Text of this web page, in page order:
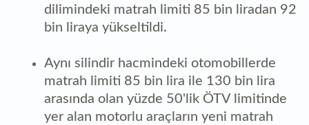
dilimindeki matrah limiti 85 bin liradan 92
bin liraya yükseltildi.
Aynı silindir hacmindeki otomobillerde
matrah limiti 85 bin lira ile 130 bin lira
arasında olan yüzde 50'lik ÖTV limitinde
yer alan motorlu araçların yeni matrah